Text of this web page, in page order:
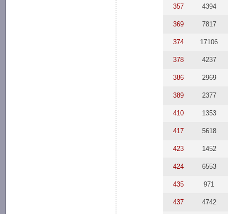
357 4394
369 7817
374 17106
378 4237
386 2969
389 2377
410 1353
417 5618
423 1452
424 6553
435 971
437 4742